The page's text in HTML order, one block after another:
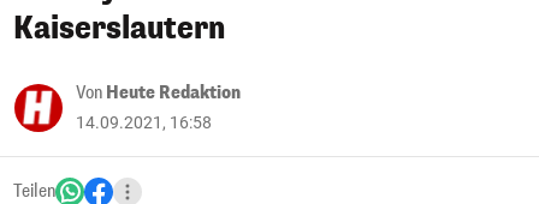
Kaiserslautern
Von Heute Redaktion
14.09.2021, 16:58
Teilen